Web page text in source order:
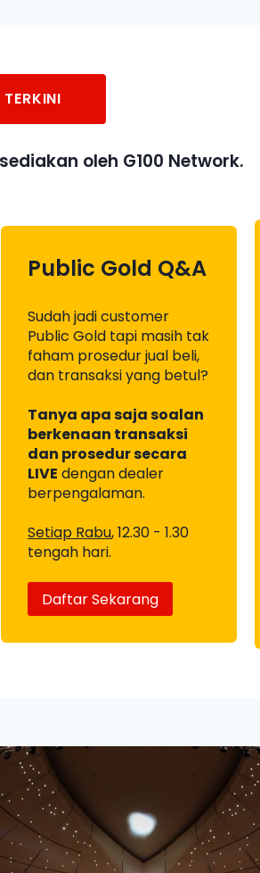
oleh G100 Network.
Public Gold Q&A
Sudah jadi customer
Public Gold tapi masih tak
faham prosedur jual beli,
dan transaksi yang betul?
Tanya apa saja soalan
berkenaan transaksi
dan prosedur secara
LIVE dengan dealer
berpengalaman.
Setiap Rabu, 12.30 - 1.30
tengah hari.
Daftar Sekarang